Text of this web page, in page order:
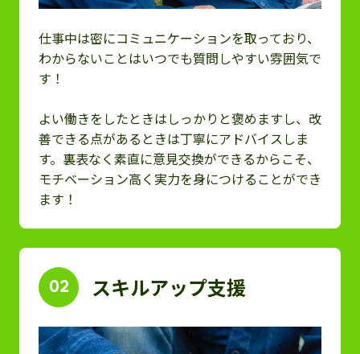
仕事中は密にコミュニケーションを取っており、
わからないことはいつでも質問しやすい雰囲気で
す！
よい働きをしたときはしっかりと褒めますし、改
善できる点があるときは丁寧にアドバイスしま
す。裏表なく素直に意見交換ができるからこそ、
モチベーション高く実力を身につけることができ
ます！
02 スキルアップ支援